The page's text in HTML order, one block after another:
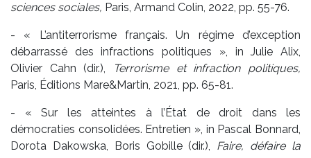
sciences sociales, Paris, Armand Colin, 2022, pp. 55-76.
- « L’antiterrorisme français. Un régime d’exception
débarrassé des infractions politiques », in Julie Alix,
Olivier Cahn (dir.), Terrorisme et infraction politiques,
Paris, Éditions Mare&Martin, 2021, pp. 65-81.
- « Sur les atteintes à l’État de droit dans les
démocraties consolidées. Entretien », in Pascal Bonnard,
Dorota Dakowska, Boris Gobille (dir.), Faire, défaire la